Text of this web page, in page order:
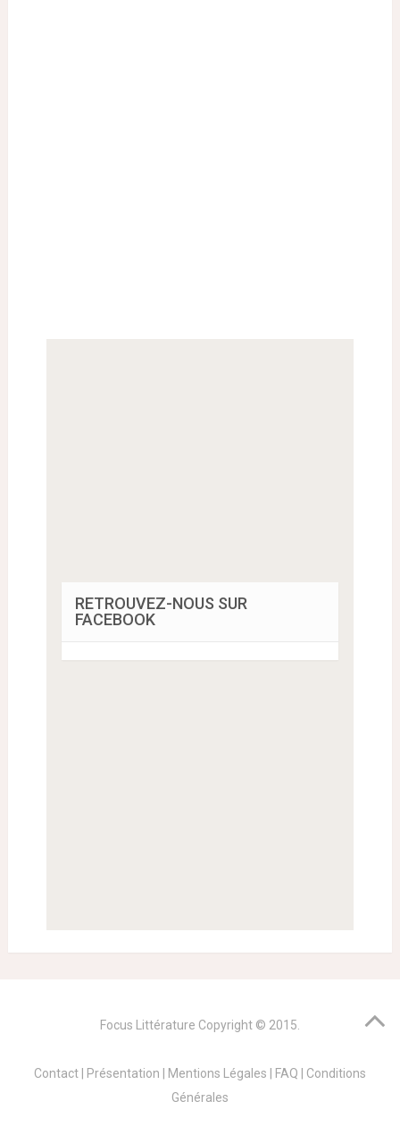
RETROUVEZ-NOUS SUR
FACEBOOK
Focus Littérature Copyright © 2015.
Contact Présentation Mentions Légales FAQ
Conditions
Générales